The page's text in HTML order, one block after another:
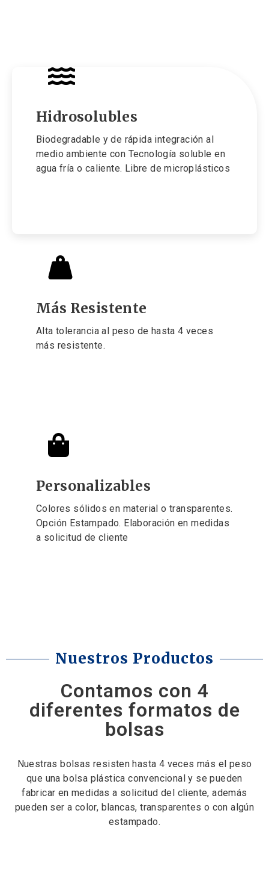
Hidrosolubles
Biodegradable y de rápida integración al
medio ambiente con Tecnología soluble en
agua fría o caliente. Libre de microplásticos
Más Resistente
Alta tolerancia al peso de hasta 4 veces
más resistente.
Personalizables
Colores sólidos en material o transparentes.
Opción Estampado. Elaboración en medidas
a solicitud de cliente
Nuestros Productos
Contamos con 4
diferentes formatos de
bolsas
Nuestras bolsas resisten hasta 4 veces más el peso
que una bolsa plástica convencional y se pueden
fabricar en medidas a solicitud del cliente, además
pueden ser a color, blancas, transparentes o con algún
estampado.